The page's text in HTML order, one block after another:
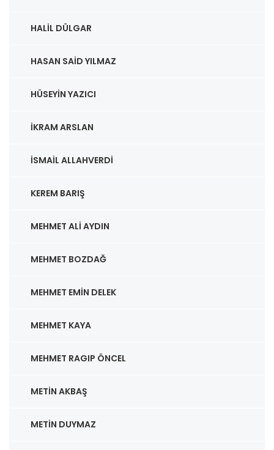
HALIL DÜLGAR
HASAN SAID YILMAZ
HÜSEYIN YAZICI
İKRAM ARSLAN
İSMAIL ALLAHVERDI
KEREM BARIŞ
MEHMET ALI AYDIN
MEHMET BOZDAĞ
MEHMET EMIN DELEK
MEHMET KAYA
MEHMET RAGIP ÖNCEL
METIN AKBAŞ
METIN DUYMAZ